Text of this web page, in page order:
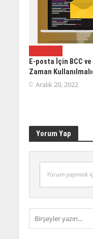
E-posta İçin BCC
Zaman
Aralık 20, 2022
Yorum Yap
Yorum yapmak